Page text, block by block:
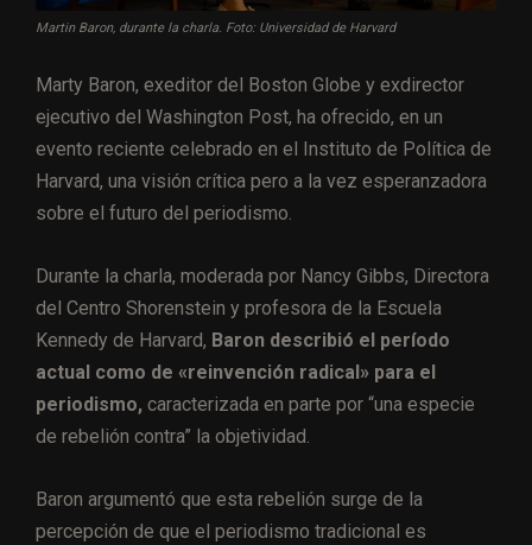
Martin Baron, durante la charla. Foto: Universidad de Harvard
Marty Baron, exeditor del Boston Globe y exdirector
ejecutivo del Washington Post, ha ofrecido, en un
evento reciente celebrado en el Instituto de Política de
Harvard, una visión crítica pero a la vez esperanzadora
sobre el futuro del periodismo.
Durante la charla, moderada por Nancy Gibbs, Directora
del Centro Shorenstein y profesora de la Escuela
Kennedy de Harvard, Baron describió el período
actual como de «reinvención radical» para el
periodismo, caracterizada en parte por “una especie
de rebelión contra” la objetividad.
Baron argumentó que esta rebelión surge de la
percepción de que el periodismo tradicional es